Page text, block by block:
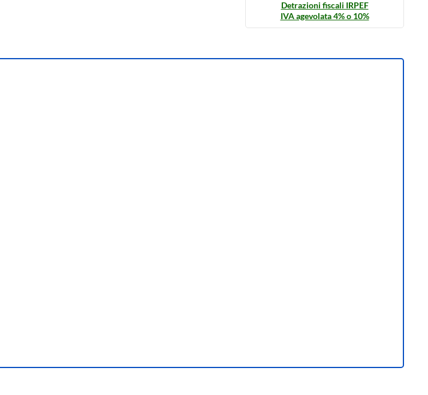
Detrazioni fiscali IRPEF
IVA agevolata 4% o 10%